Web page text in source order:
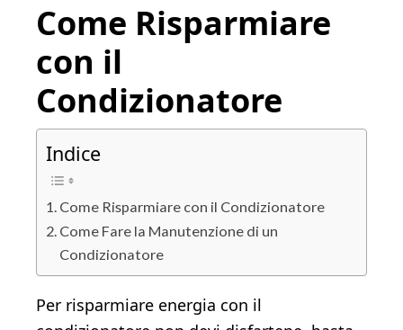
Come Risparmiare
con il
Condizionatore
Indice
Come Risparmiare con il Condizionatore
Come Fare la Manutenzione di un
Condizionatore
Per risparmiare energia con il